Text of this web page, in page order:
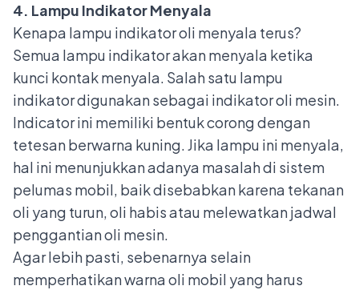
4. Lampu Indikator Menyala
Kenapa lampu indikator oli menyala terus?
Semua lampu indikator akan menyala ketika
kunci kontak menyala. Salah satu lampu
indikator digunakan sebagai indikator oli mesin.
Indicator ini memiliki bentuk corong dengan
tetesan berwarna kuning. Jika lampu ini menyala,
hal ini menunjukkan adanya masalah di sistem
pelumas mobil, baik disebabkan karena tekanan
oli yang turun, oli habis atau melewatkan jadwal
penggantian oli mesin.
Agar lebih pasti, sebenarnya selain
memperhatikan warna oli mobil yang harus